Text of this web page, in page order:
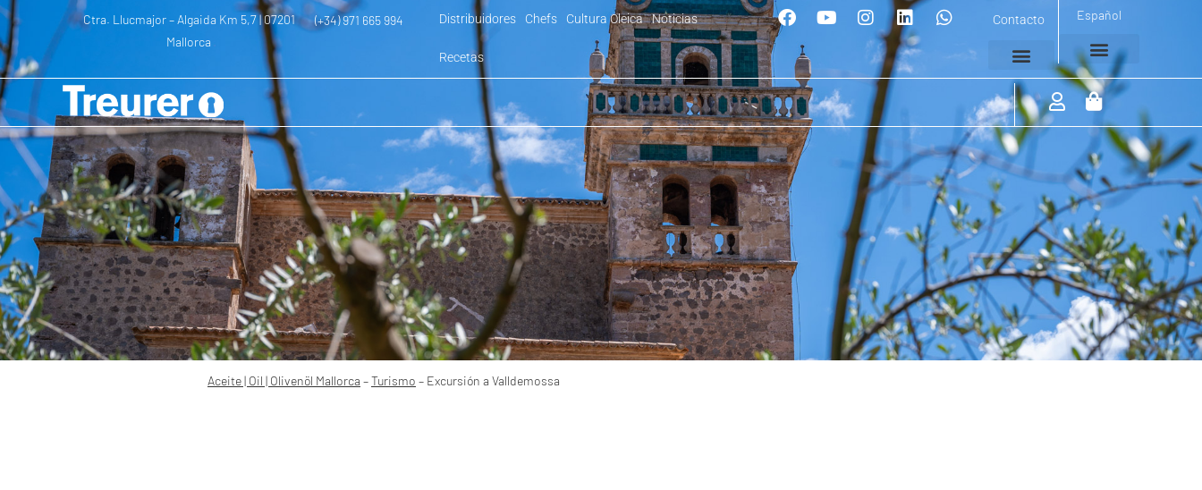
Ctra. Llucmajor – Algaida Km 5,7 | 07201
Mallorca
(+34) 971 665 994 Distribuidores Chefs Cultura Oleica Noticias
Recetas
Contacto Español
– Turismo –Excursión a Valldemossa
Aceite | Oil | Olivenöl Mallorca –Turismo – Excursión a Valldemossa